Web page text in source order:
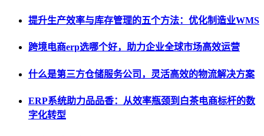
提升生产效率与库存管理的五个方法：优化制造业WMS
跨境电商erp选哪个好，助力企业全球市场高效运营
什么是第三方仓储服务公司，灵活高效的物流解决方案
ERP系统助力品品香：从效率瓶颈到白茶电商标杆的数
字化转型